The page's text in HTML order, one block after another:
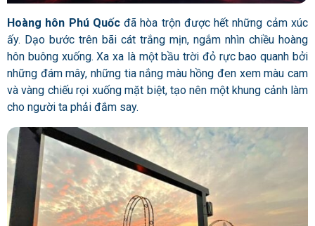
Hoàng hôn Phú Quốcđã hòa trộn được hết những cảm xúc
ấy. Dạo bước trên bãi cát trắng mịn, ngắm nhìn chiều hoàng
hôn buông xuống. Xa xa là một bầu trời đỏ rực bao quanh bởi
những đám mây, những tia nắng màu hồng đen xem màu cam
và vàng chiếu rọi xuống mặt biệt, tạo nên một khung cảnh làm
cho người ta phải đắm say.